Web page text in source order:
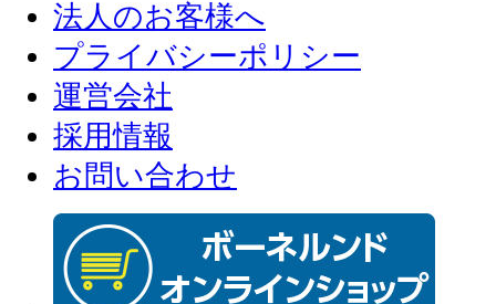
法人のお客様へ
プライバシーポリシー
運営会社
採用情報
お問い合わせ